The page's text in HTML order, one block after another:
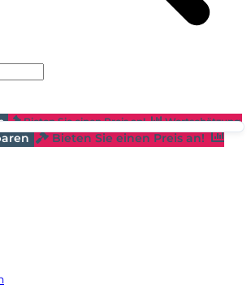
Bieten Sie einen Preis an! Wertschätzung
Bieten Sie einen Preis an!